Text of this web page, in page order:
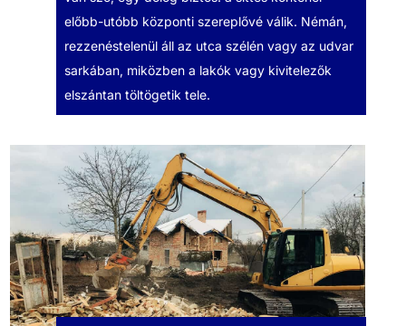
előbb-utóbb központi szereplővé válik. Némán,
rezzenéstelenül áll az utca szélén vagy az udvar
sarkában, miközben a lakók vagy kivitelezők
elszántan töltögetik tele.